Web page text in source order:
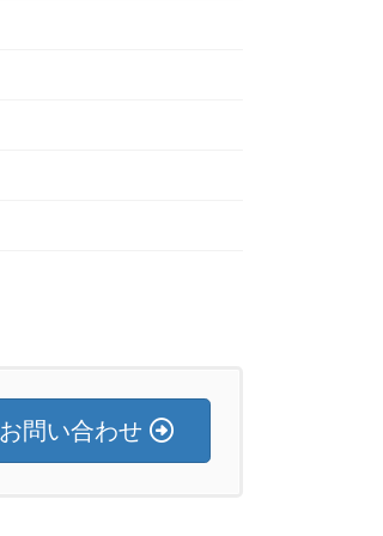
お問い合わせ